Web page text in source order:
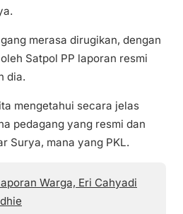
merasa dirugikan, dengan
Satpol PP laporan resmi
dia.
mengetahui secara jelas
pedagang yang resmi dan
Surya, mana yang PKL.
Warga, Eri Cahyadi